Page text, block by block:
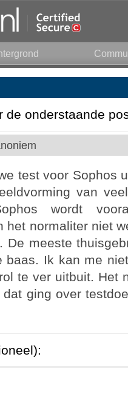
de onderstaande
test voor Sophos
van
wordt
het normaliter niet
De meeste
baas. Ik kan me
te ver uitbuit. Het
ging over